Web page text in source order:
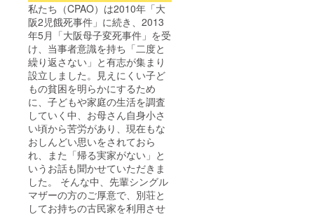
私たち（CPAO）は2010年「大
阪2児餓死事件」に続き、2013
年5月「大阪母子変死事件」を受
け、当事者意識を持ち「二度と
繰り返さない」と有志が集まり
設立しました。見えにくい子ど
もの貧困を明らかにするため
に、子どもや家庭の生活を調査
していく中、お母さん自身小さ
い頃から苦労があり、現在もな
おしんどい思いをされておら
れ、また「帰る実家がない」と
いうお話も聞かせていただきま
した。 そんな中、先輩シングル
マザーの方のご厚意で、別荘と
してお持ちの古民家を利用させ